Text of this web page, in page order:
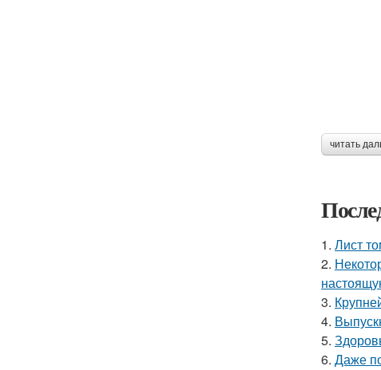
читать
1. Лист
2.
3.
4.
5.
6. Даже